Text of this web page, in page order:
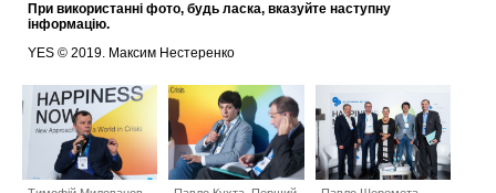
При використанні фото, будь ласка, вказуйте наступну
інформацію.
YES © 2019. Максим Нестеренко